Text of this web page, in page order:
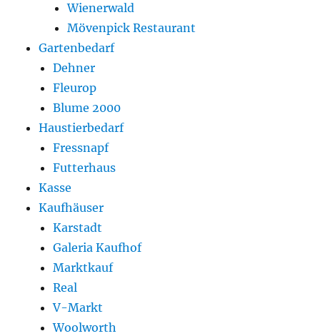
Wienerwald
Mövenpick Restaurant
Gartenbedarf
Dehner
Fleurop
Blume 2000
Haustierbedarf
Fressnapf
Futterhaus
Kasse
Kaufhäuser
Karstadt
Galeria Kaufhof
Marktkauf
Real
V-Markt
Woolworth